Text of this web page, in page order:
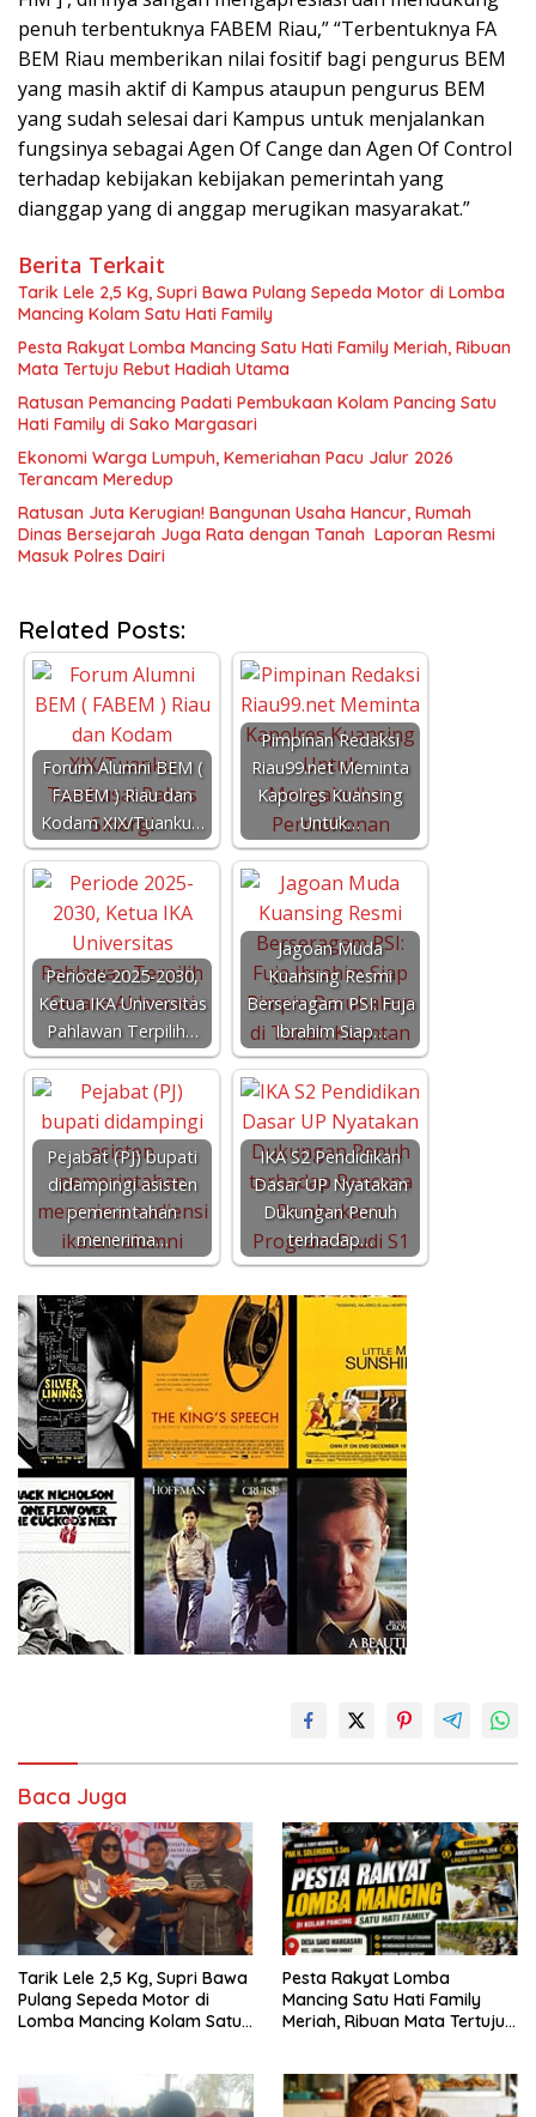
penuh terbentuknya FABEM Riau,” “Terbentuknya FA
BEM Riau memberikan nilai fositif bagi pengurus BEM
yang masih aktif di Kampus ataupun pengurus BEM
yang sudah selesai dari Kampus untuk menjalankan
fungsinya sebagai Agen Of Cange dan Agen Of Control
terhadap kebijakan kebijakan pemerintah yang
dianggap yang di anggap merugikan masyarakat.”
Berita Terkait
Tarik Lele 2,5 Kg, Supri Bawa Pulang Sepeda Motor di Lomba
Mancing Kolam Satu Hati Family
Pesta Rakyat Lomba Mancing Satu Hati Family Meriah, Ribuan
Mata Tertuju Rebut Hadiah Utama
Ratusan Pemancing Padati Pembukaan Kolam Pancing Satu
Hati Family di Sako Margasari
Ekonomi Warga Lumpuh, Kemeriahan Pacu Jalur 2026
Terancam Meredup
Ratusan Juta Kerugian! Bangunan Usaha Hancur, Rumah
Dinas Bersejarah Juga Rata dengan Tanah Laporan Resmi
Masuk Polres Dairi
Related Posts:
Forum Alumni BEM (
FABEM ) Riau dan
Kodam XIX/Tuanku…
Pimpinan Redaksi
Riau99.net Meminta
Kapolres Kuansing
Untuk…
Periode 2025-2030,
Ketua IKA Universitas
Pahlawan Terpilih…
Jagoan Muda
Kuansing Resmi
Berseragam PSI: Fuja
Ibrahim Siap…
Pejabat (PJ) bupati
didampingi asisten
pemerintahan
menerima…
IKA S2 Pendidikan
Dasar UP Nyatakan
Dukungan Penuh
terhadap…
Baca Juga
Tarik Lele 2,5 Kg, Supri Bawa
Pulang Sepeda Motor di
Lomba Mancing Kolam Satu
Pesta Rakyat Lomba
Mancing Satu Hati Family
Meriah, Ribuan Mata Tertuju